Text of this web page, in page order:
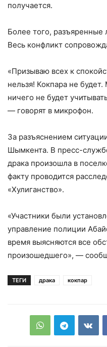
получается.
Более того,
Весь конфликт
«Призываю всех к
нельзя! Кокпара не
ничего не будет
— говорят в микрофон.
За разъяснением
Шымкента. В пресс-
драка произошла в
факту проводится
«Хулиганство».
«Участники были
управление полиции
время выясняются все
произошедшего», —
ТЕГИ драка кокпар